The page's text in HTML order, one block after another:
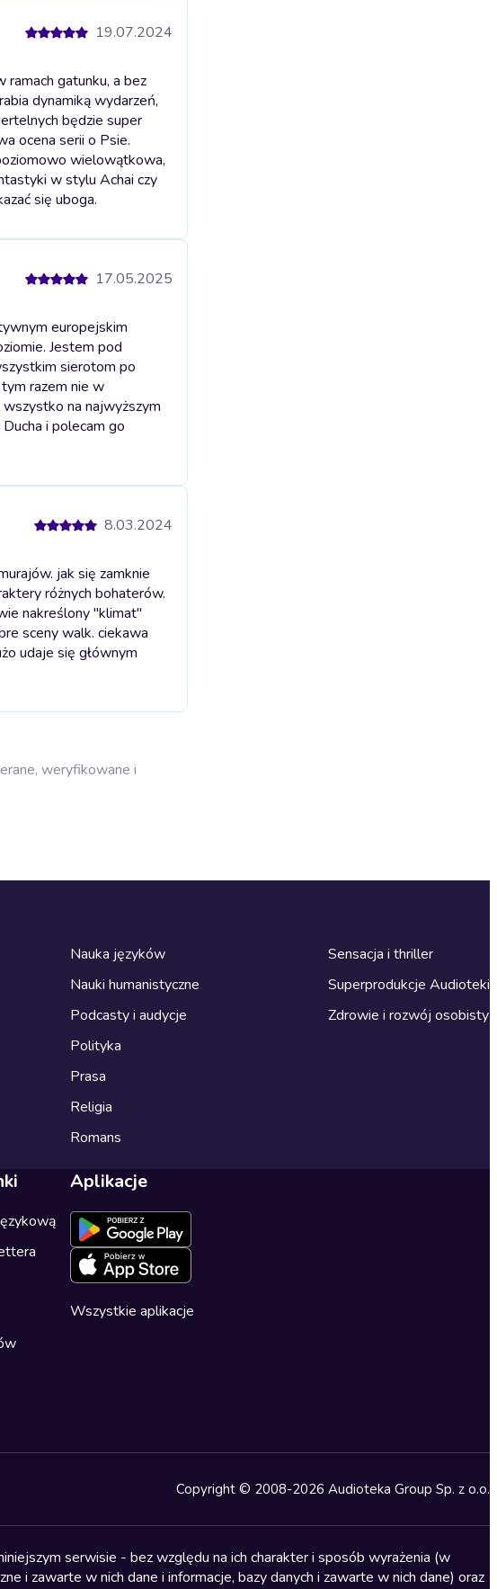
19.07.2024
ramach gatunku, a bez
dynamiką wydarzeń,
będzie super
ocena serii o Psie.
wielowątkowa,
w stylu Achai czy
się uboga.
17.05.2025
europejskim
Jestem pod
sierotom po
razem nie w
na najwyższym
i polecam go
8.03.2024
jak się zamknie
różnych bohaterów.
nakreślony "klimat"
sceny walk. ciekawa
udaje się głównym
weryfikowane i
Nauka języków
Nauki humanistyczne
Podcasty i audycje
Polityka
Prasa
Religia
Romans
Sensacja i thriller
Superprodukcje Audioteki
Zdrowie i rozwój osobisty
Aplikacje
Wszystkie aplikacje
Copyright © 2008-2026 Audioteka Group Sp. z o.o.
serwisie - bez względu na ich charakter i sposób wyrażenia (w
i zawarte w nich dane i informacje, bazy danych i zawarte w nich dane) oraz